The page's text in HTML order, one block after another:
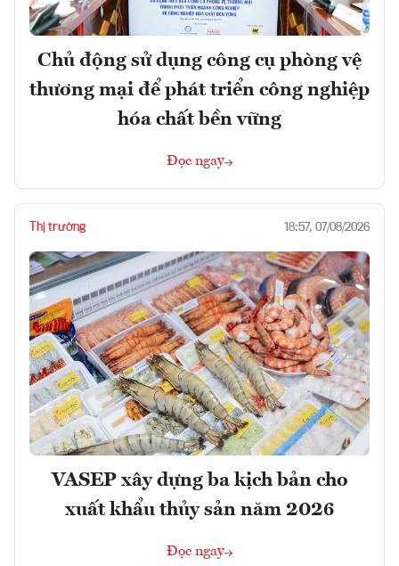
Chủ động sử dụng công cụ phòng vệ
thương mại để phát triển công nghiệp
hóa chất bền vững
Đọc ngay
Thị trường 18:57, 07/08/2026
VASEP xây dựng ba kịch bản cho
xuất khẩu thủy sản năm 2026
Đọc ngay